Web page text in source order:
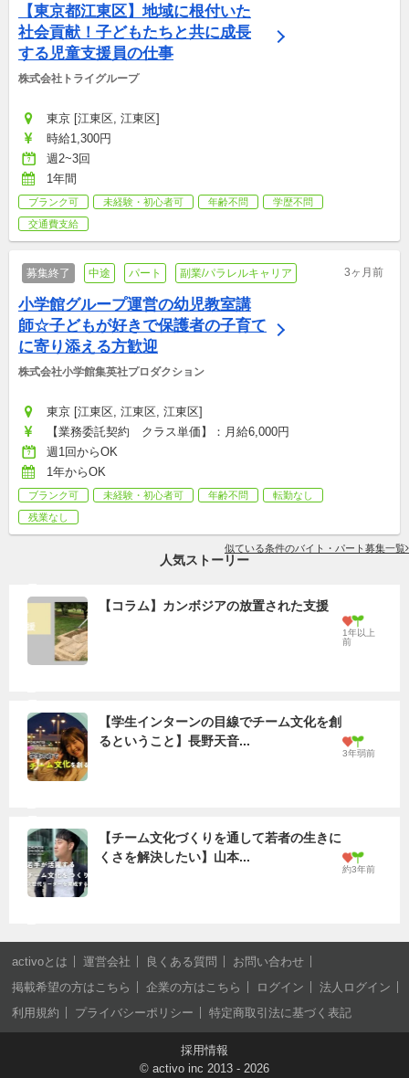
【東京都江東区】地域に根付いた
社会貢献！子どもたちと共に成長
する児童支援員の仕事
株式会社トライグループ
東京 [江東区, 江東区]
時給1,300円
週2~3回
1年間
ブランク可 未経験・初心者可 年齢不問
学歴不問
交通費支給
募集終了 中途 パート 副業/パラレルキャリア 3ヶ月前
小学館グループ運営の幼児教室講
師☆子どもが好きで保護者の子育て
に寄り添える方歓迎
株式会社小学館集英社プロダクション
東京 [江東区, 江東区, 江東区]
【業務委託契約　クラス単価】：月給6,000円
週1回からOK
1年からOK
ブランク可 未経験・初心者可 年齢不問
転勤なし
残業なし
似ている条件のバイト・パート募集一覧
人気ストーリー
【コラム】カンボジアの放置された支援
1年以上
前
【学生インターンの目線でチーム文化を創
るということ】長野天音...
3年弱前
【チーム文化づくりを通して若者の生きに
くさを解決したい】山本...
約3年前
activoとは 運営会社 良くある質問
お問い合わせ
掲載希望の方はこちら
企業の方はこちら ログイン
法人ログイン
利用規約
プライバシーポリシー 特定商取引法に基づく表記
採用情報
© activo inc 2013 - 2026